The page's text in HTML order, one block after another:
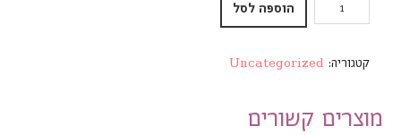
הוספה לסל
קטגוריה: Uncategorized
מוצרים קשורים